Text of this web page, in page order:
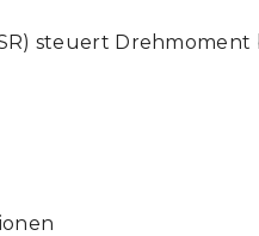
steuert